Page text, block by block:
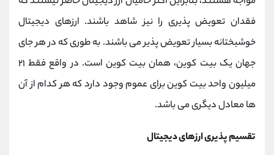
فقدان تعویض پذیری را نیز شاهد باشند. ارزهای دیجیتال
خوشبختانه بسیار تعویض پذیر می باشند. به طوری که در هر جای
جهان یک بیت کوین، همان بیت کوین است. در واقع فقط ۲۱
میلیون واحد بیت کوین برای عموم وجود دارد که هر کدام از آن
ها معادل دیگری می باشد.
تقسیم پذیری ارزهای دیجیتال